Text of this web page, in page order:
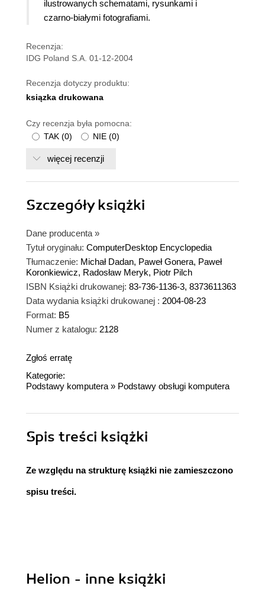
ilustrowanych schematami, rysunkami i
czarno-białymi fotografiami.
Recenzja:
IDG Poland S.A. 01-12-2004
Recenzja dotyczy produktu:
ksiązka drukowana
Czy recenzja była pomocna:
TAK (0) NIE (0)
więcej recenzji
Szczegółyksiążki
Dane producenta »
Tytuł oryginału: ComputerDesktop Encyclopedia
Tłumaczenie: Michał Dadan, Paweł Gonera, Paweł
Koronkiewicz, Radosław Meryk, Piotr Pilch
ISBN Książki drukowanej: 83-736-1136-3, 8373611363
Data wydania książki drukowanej : 2004-08-23
Format: B5
Numer z katalogu: 2128
Zgłoś erratę
Kategorie:
Podstawy komputera» Podstawy obsługi komputera
Spis treści książki
Ze względu na strukturę książki nie zamieszczono
spisu treści.
Helion - inne książki